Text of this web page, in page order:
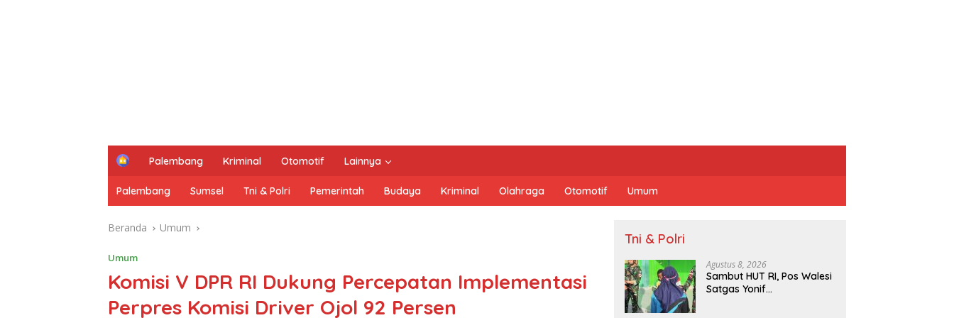
H
m
e
Palembang Kriminal Otomotif Lainnya
Palembang Sumsel Tni & Polri Pemerintah Budaya Kriminal Olahraga Otomotif Umum
Beranda Umum
Umum
Komisi V DPR RI Dukung Percepatan Implementasi
Perpres Komisi Driver Ojol 92 Persen
Tni & Polri
Agustus 8, 2026
Sambut HUT RI, Pos Walesi
Satgas Yonif